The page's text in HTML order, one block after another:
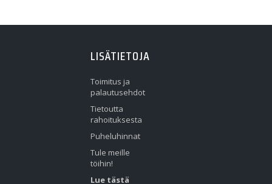
LISÄTIETOJA
Toimitus ja
palautusehdot
Tietoutta
rahoituksesta
Puheluhinnat
Tule meille
töihin!
Lue tästä